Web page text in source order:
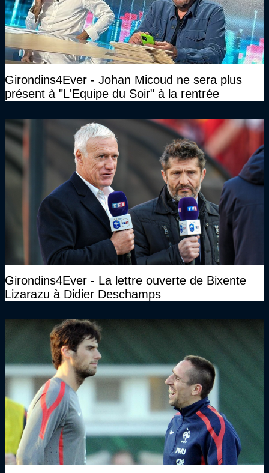
Girondins4Ever - Johan Micoud ne sera plus
présent à "L'Equipe du Soir" à la rentrée
Girondins4Ever - La lettre ouverte de Bixente
Lizarazu à Didier Deschamps